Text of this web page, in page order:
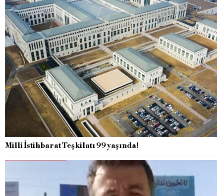
Milli İstihbarat Teşkilatı 99 yaşında!